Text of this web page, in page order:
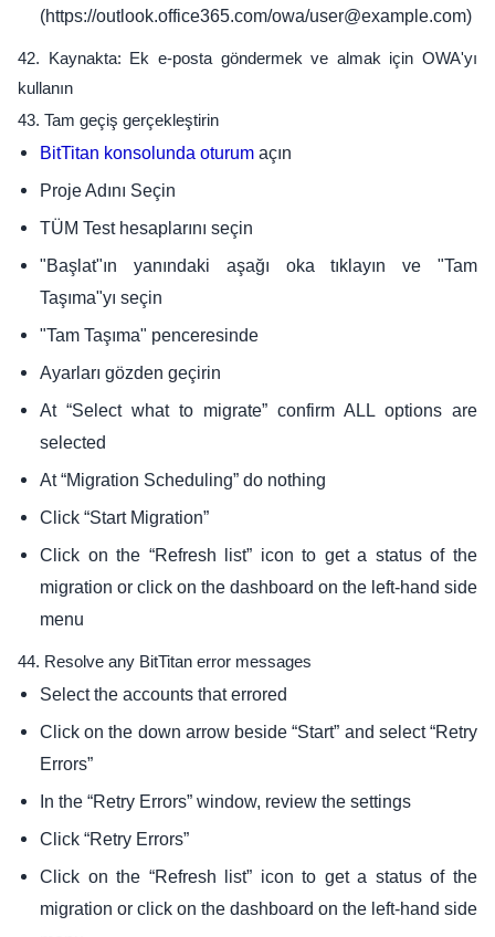
(https://outlook.office365.com/owa/user@example.com)
42. Kaynakta: Ek e-posta göndermek ve almak için OWA'yı
kullanın
43. Tam geçiş gerçekleştirin
BitTitan konsolunda oturum açın
Proje Adını Seçin
TÜM Test hesaplarını seçin
"Başlat"ın yanındaki aşağı oka tıklayın ve "Tam
Taşıma"yı seçin
"Tam Taşıma" penceresinde
Ayarları gözden geçirin
At “Select what to migrate” confirm ALL options are
selected
At “Migration Scheduling” do nothing
Click “Start Migration”
Click on the “Refresh list” icon to get a status of the
migration or click on the dashboard on the left-hand side
menu
44. Resolve any BitTitan error messages
Select the accounts that errored
Click on the down arrow beside “Start” and select “Retry
Errors”
In the “Retry Errors” window, review the settings
Click “Retry Errors”
Click on the “Refresh list” icon to get a status of the
migration or click on the dashboard on the left-hand side